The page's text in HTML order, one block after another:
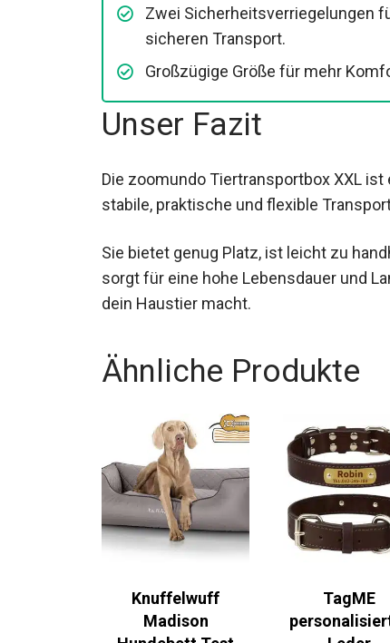
Zwei Sicherheitsverriegelungen
sicheren Transport.
Großzügige Größe für mehr
Unser Fazit
Die zoomundo Tiertransportbox XXL
stabile, praktische und flexible
Sie bietet genug Platz, ist leicht zu
sorgt für eine hohe Lebensdauer und
dein Haustier macht.
Ähnliche Produkte
Knuffelwuff
Madison
TagME